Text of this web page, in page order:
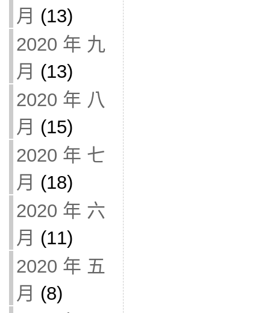
月 (13)
2020 年 九
月 (13)
2020 年 八
月 (15)
2020 年 七
月 (18)
2020 年 六
月 (11)
2020 年 五
月 (8)